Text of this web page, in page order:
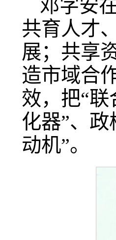
邓字安
共育人才
展；共享
造市域合
效，把“
化器”、
动机”。